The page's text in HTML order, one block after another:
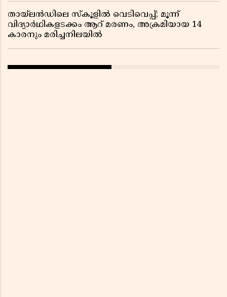
തായ്‌ലൻഡിലെ സ്‌കൂളിൽ വെടിവെപ്പ്; മൂന്ന്
വിദ്യാർഥികളടക്കം ആറ് മരണം, അക്രമിയായ 14
കാരനും മരിച്ചനിലയിൽ